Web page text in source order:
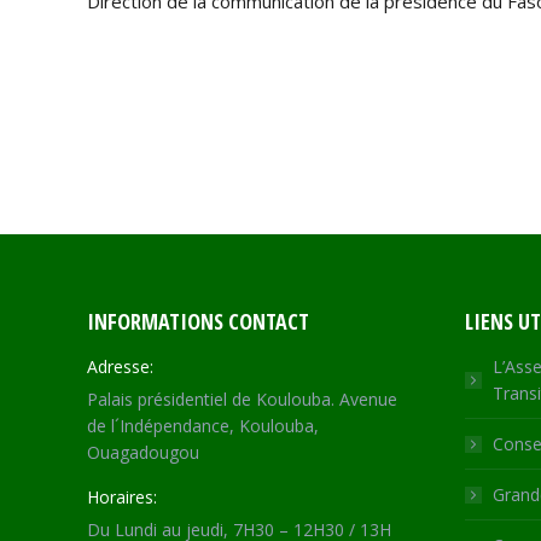
INFORMATIONS CONTACT
Adresse:
Palais présidentiel de Koulouba. Avenue
de l´Indépendance, Koulouba,
Ouagadougou
Horaires:
Du Lundi au jeudi, 7H30 – 12H30 / 13H
LIENS